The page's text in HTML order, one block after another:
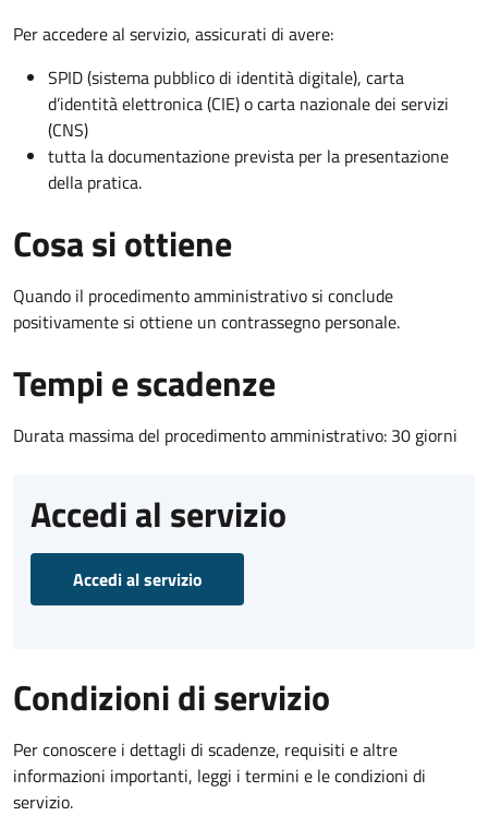
Per accedere al servizio, assicurati di avere:
SPID (sistema pubblico di identità digitale), carta
d’identità elettronica (CIE) o carta nazionale dei servizi
(CNS)
tutta la documentazione prevista per la presentazione
della pratica.
Cosa si ottiene
Quando il procedimento amministrativo si conclude
positivamente si ottiene un contrassegno personale.
Tempi e scadenze
Durata massima del procedimento amministrativo: 30 giorni
Accedi al servizio
Accedi al servizio
Condizioni di servizio
Per conoscere i dettagli di scadenze, requisiti e altre
informazioni importanti, leggi i termini e le condizioni di
servizio.